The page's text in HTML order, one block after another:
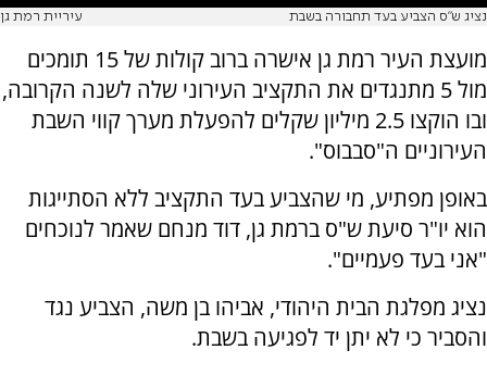
נציג ש"ס הצביע בעד תחבורה בשבת עיריית רמת גן
מועצת העיר רמת גן אישרה ברוב קולות של 15 תומכים
מול 5 מתנגדים את התקציב העירוני שלה לשנה הקרובה,
ובו הוקצו 2.5 מיליון שקלים להפעלת מערך קווי השבת
העירוניים ה"סבבוס".
באופן מפתיע, מי שהצביע בעד התקציב ללא הסתייגות
הוא יו"ר סיעת ש"ס ברמת גן, דוד מנחם שאמר לנוכחים
"אני בעד פעמיים".
נציג מפלגת הבית היהודי, אביהו בן משה, הצביע נגד
והסביר כי לא יתן יד לפגיעה בשבת.